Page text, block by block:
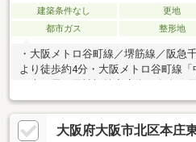
建築条件なし 更地
都市ガス
整形地
・大阪メトロ谷町線／堺筋線／阪急
より徒歩約4分・大阪メトロ谷町線
田」方面にも徒歩圏内！整形地であ
気軽にお問合せください！※図面と
優先いたします。
大阪府大阪市北区本庄